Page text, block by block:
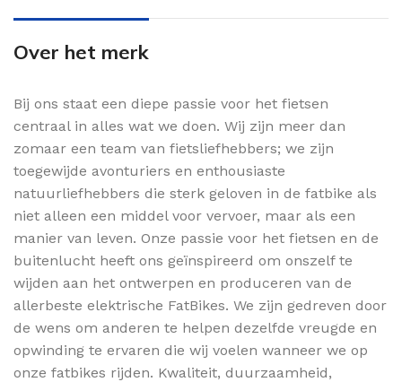
Over het merk
Bij ons staat een diepe passie voor het fietsen
centraal in alles wat we doen. Wij zijn meer dan
zomaar een team van fietsliefhebbers; we zijn
toegewijde avonturiers en enthousiaste
natuurliefhebbers die sterk geloven in de fatbike als
niet alleen een middel voor vervoer, maar als een
manier van leven. Onze passie voor het fietsen en de
buitenlucht heeft ons geïnspireerd om onszelf te
wijden aan het ontwerpen en produceren van de
allerbeste elektrische FatBikes. We zijn gedreven door
de wens om anderen te helpen dezelfde vreugde en
opwinding te ervaren die wij voelen wanneer we op
onze fatbikes rijden. Kwaliteit, duurzaamheid,